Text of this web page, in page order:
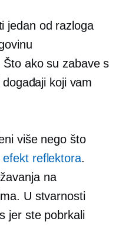
jedan od razloga
Što ako su zabave s
koji vam
više nego što
efekt reflektora.
na
U stvarnosti
jer ste pobrkali